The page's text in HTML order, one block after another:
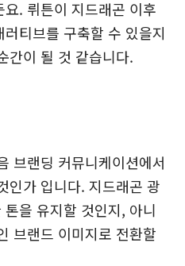
. 뤼튼이 지드래곤 이후
티브를 구축할 수 있을지
간이 될 것 같습니다.
브랜딩 커뮤니케이션에서
인가 입니다. 지드래곤 광
을 유지할 것인지, 아니
브랜드 이미지로 전환할